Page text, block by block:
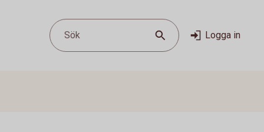
Sök Logga in